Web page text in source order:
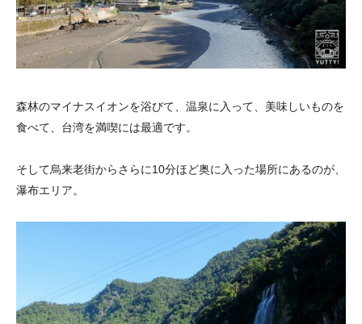
森林のマイナスイオンを浴びて、温泉に入って、美味しいものを
食べて、台湾を満喫には最適です。
そして烏来老街からさらに10分ほど奥に入った場所にあるのが、
瀑布エリア。